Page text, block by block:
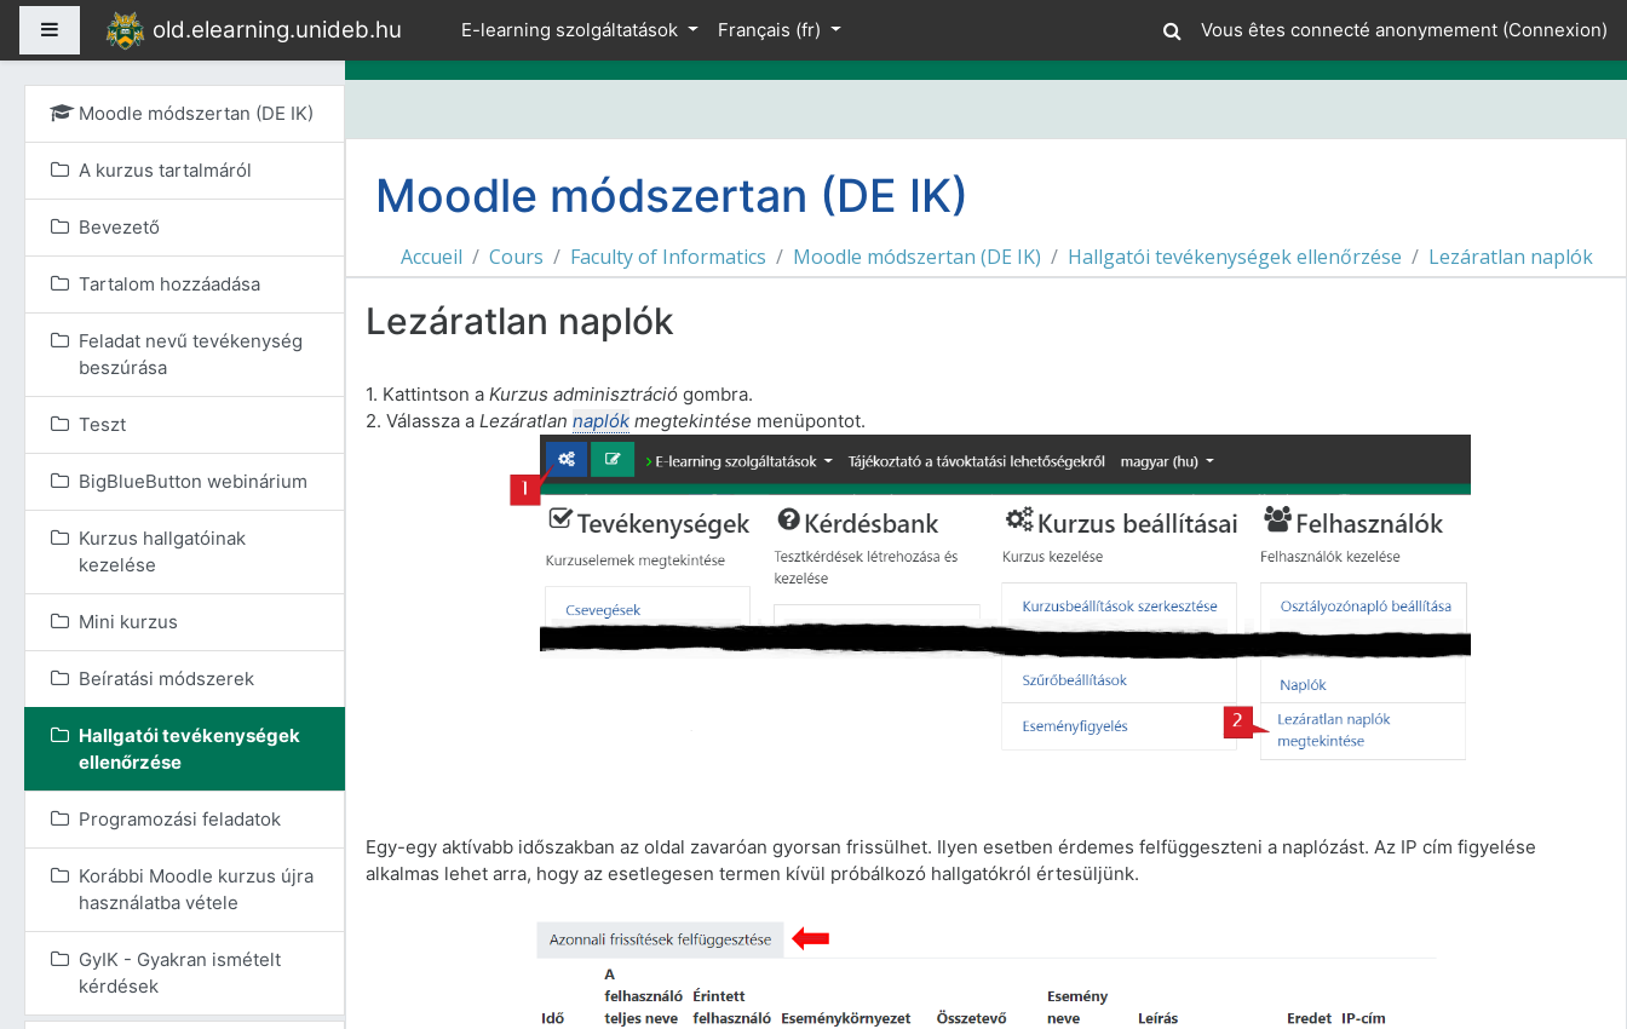
Panneau latéralold.elearning.unideb.hu E-learning szolgáltatások Français ‎(fr)‎ Vous êtes connecté anonymement (Connexion)
Moodle módszertan (DE IK)
Accueil Cours Faculty of Informatics Moodle módszertan (DE IK) Hallgatói tevékenységek ellenőrzése Lezáratlan naplók
Lezáratlan naplók
1. Kattintson a Kurzus adminisztráció gombra.
2. Válassza a Lezáratlan naplók megtekintése menüpontot.
Egy-egy aktívabb időszakban az oldal zavaróan gyorsan frissülhet. Ilyen esetben érdemes felfüggeszteni a naplózást. Az IP cím figyelése
alkalmas lehet arra, hogy az esetlegesen termen kívül próbálkozó hallgatókról értesüljünk.
Moodle módszertan (DE IK)
A kurzus tartalmáról
Bevezető
Tartalom hozzáadása
Feladat nevű tevékenység
beszúrása
Teszt
BigBlueButton webinárium
Kurzus hallgatóinak
kezelése
Mini kurzus
Beíratási módszerek
Hallgatói tevékenységek
ellenőrzése
Programozási feladatok
Korábbi Moodle kurzus újra
használatba vétele
GyIK - Gyakran ismételt
kérdések